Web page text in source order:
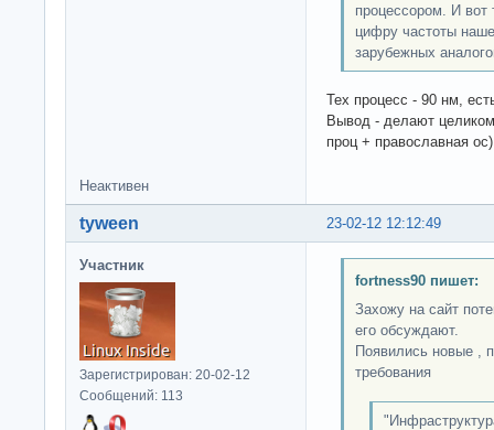
процессором. И вот
цифру частоты
зарубежных
Тех процесс - 90 нм,
Вывод - делают
проц + православная ос)
Неактивен
23-02-12 12:12:49
tyween
Участник
Зарегистрирован: 20-02-12
Сообщений: 113
fortness90 пишет:
Захожу на сайт
его обсуждают.
Появились новые ,
требования